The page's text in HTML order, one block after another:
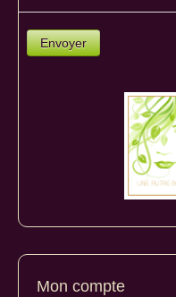
Envoyer
Mon compte